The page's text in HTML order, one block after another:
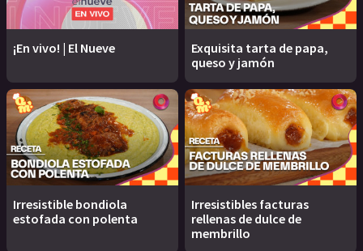
¡En vivo! | El Nueve
Exquisita tarta de papa,
queso y jamón
Irresistible bondiola
estofada con polenta
Irresistibles facturas
rellenas de dulce de
membrillo